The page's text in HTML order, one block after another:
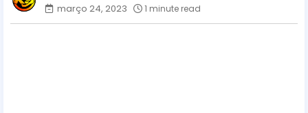
março 24, 2023
1 minute read